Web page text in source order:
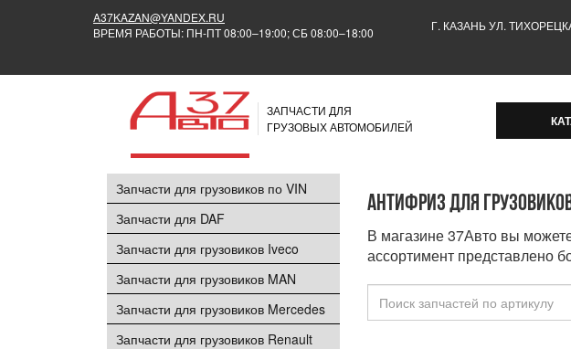
A37KAZAN@YANDEX.RU
ВРЕМЯ РАБОТЫ: ПН-ПТ 08:00–19:00; СБ 08:00–18:00
Г. КАЗАНЬ УЛ.
ЗАПЧАСТИ ДЛЯ
ГРУЗОВЫХ АВТОМОБИЛЕЙ
Запчасти для грузовиков по VIN
Запчасти для DAF
Запчасти для грузовиков Iveco
Запчасти для грузовиков MAN
Запчасти для грузовиков Mercedes
Запчасти для грузовиков Renault
Антифриз для
В магазине 37Авто вы
ассортимент представлено